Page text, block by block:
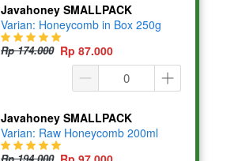
Javahoney SMALLPACK
Varian: Honeycomb in Box 250g
Rp 174.000 Rp 87.000
Javahoney SMALLPACK
Varian: Raw Honeycomb 200ml